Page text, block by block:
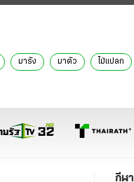
มารัง มาตัว ไม้แปลก
กีฬา